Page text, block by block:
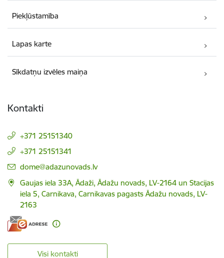
Piekļūstamība
Lapas karte
Sīkdatņu izvēles maiņa
Kontakti
+371 25151340
+371 25151341
E-pasts:
dome@adazunovads.lv
Gaujas iela 33A, Ādaži, Ādažu novads, LV-2164 un Stacijas
iela 5, Carnikava, Carnikavas pagasts Ādažu novads, LV-
2163
Visi kontakti